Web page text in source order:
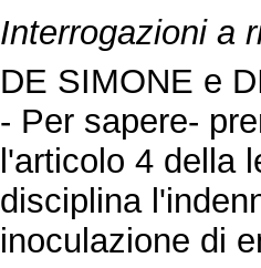
Interrogazioni a
DE SIMONE e
- Per sapere-
l'articolo 4 della
disciplina
inoculazione di